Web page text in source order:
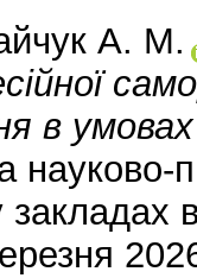
А. М.
в
науково-
закладах